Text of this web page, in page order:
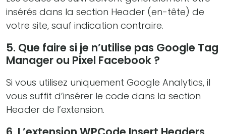
insérés dans la section Header (en-tête) de
votre site, sauf indication contraire.
5. Que faire si je n’utilise pas Google Tag
Manager ou Pixel Facebook ?
Si vous utilisez uniquement Google Analytics, il
vous suffit d’insérer le code dans la section
Header de l’extension.